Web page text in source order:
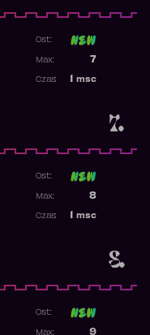
7.
Ost:
7
Max:
msc
Czas:
8.
Ost:
8
Max:
msc
Czas:
Ost:
9
Max: